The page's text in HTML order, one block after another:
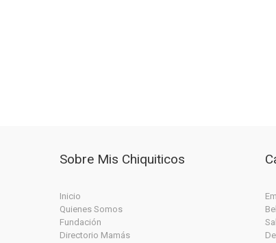
Sobre Mis Chiquiticos
Inicio
Quienes Somos
Fundación
Directorio Mamás